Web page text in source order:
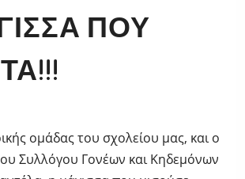
ΠΟΥ
ομάδας του σχολείου μας, και ο
Συλλόγου Γονέων και Κηδεμόνων